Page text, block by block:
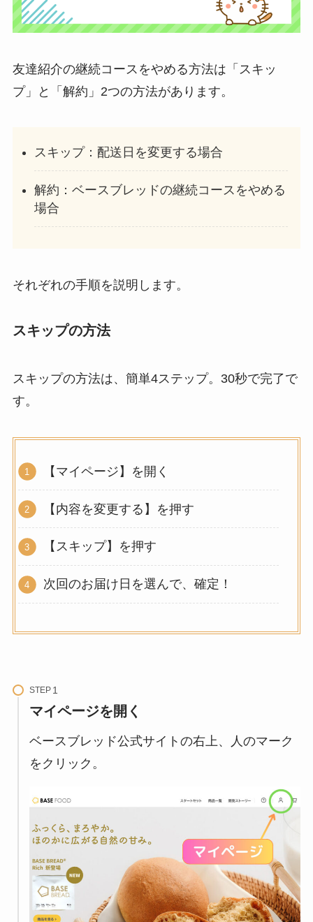
友達紹介の継続コースをやめる方法は「スキッ
プ」と「解約」2つの方法があります。
スキップ：配送日を変更する場合
解約：ベースブレッドの継続コースをやめる
場合
それぞれの手順を説明します。
スキップの方法
スキップの方法は、簡単4ステップ。30秒で完了で
す。
【マイページ】を開く
【内容を変更する】を押す
【スキップ】を押す
次回のお届け日を選んで、確定！
STEP
マイページを開く
ベースブレッド公式サイトの右上、人のマーク
をクリック。